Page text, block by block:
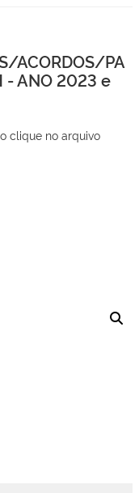
ACORDOS/PA
- ANO 2023 e
clique no arquivo